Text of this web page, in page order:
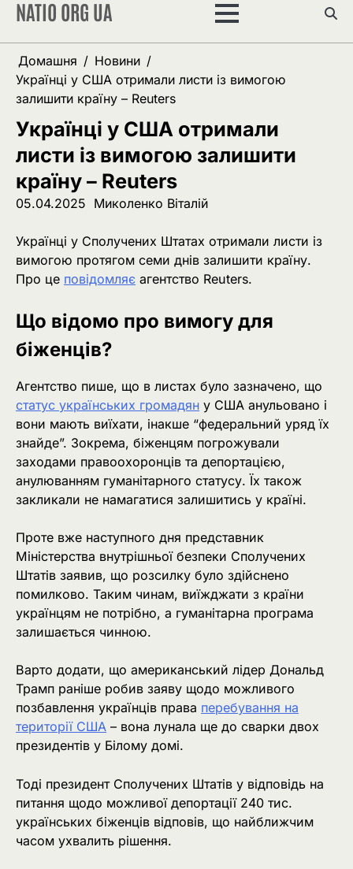
Перейти
вмісту
NATIO ORG UA
Домашня
Новини
Українці у США отримали листи із вимогою
залишити країну – Reuters
Українці у США отримали
листи із вимогою залишити
країну – Reuters
05.04.2025 Миколенко Віталій
Українці у Сполучених Штатах отримали листи із
вимогою протягом семи днів залишити країну.
Про це повідомляє агентство Reuters.
Що відомо про вимогу для
біженців?
Агентство пише, що в листах було зазначено, що
статус українських громадян у США анульовано і
вони мають виїхати, інакше “федеральний уряд їх
знайде”. Зокрема, біженцям погрожували
заходами правоохоронців та депортацією,
анулюванням гуманітарного статусу. Їх також
закликали не намагатися залишитись у країні.
Проте вже наступного дня представник
Міністерства внутрішньої безпеки Сполучених
Штатів заявив, що розсилку було здійснено
помилково. Таким чинам, виїжджати з країни
українцям не потрібно, а гуманітарна програма
залишається чинною.
Варто додати, що американський лідер Дональд
Трамп раніше робив заяву щодо можливого
позбавлення українців права перебування на
території США – вона лунала ще до сварки двох
президентів у Білому домі.
Тоді президент Сполучених Штатів у відповідь на
питання щодо можливої депортації 240 тис.
українських біженців відповів, що найближчим
часом ухвалить рішення.